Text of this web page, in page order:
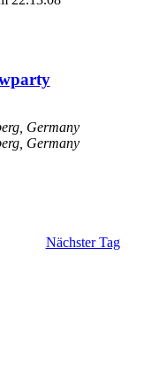
Germany
Germany
Nächster Tag